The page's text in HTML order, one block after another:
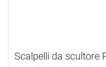
Scalpelli da scultore